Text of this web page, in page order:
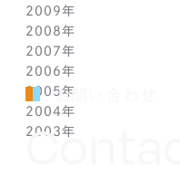
3月(1)
2月(1)
1月(1)
5月(1)
4月(1)
3月(1)
2月(1)
1月(1)
6月(1)
5月(1)
4月(1)
3月(1)
2月(1)
1月(1)
7月(1)
6月(1)
5月(1)
4月(1)
3月(1)
2月(1)
1月(1)
8月(1)
7月(1)
6月(1)
5月(1)
4月(1)
3月(1)
2月(1)
9月(1)
8月(1)
7月(1)
6月(1)
5月(1)
4月(1)
3月(1)
10月(1)
9月(1)
8月(1)
7月(1)
6月(1)
5月(1)
4月(1)
11月(1)
10月(1)
9月(1)
8月(1)
7月(1)
6月(1)
5月(1)
12月(1)
11月(1)
10月(1)
9月(1)
8月(1)
7月(1)
6月(1)
2009年
12月(1)
11月(1)
10月(1)
9月(1)
8月(1)
7月(1)
2008年
12月(1)
11月(1)
10月(1)
9月(1)
8月(1)
2007年
12月(1)
11月(1)
10月(1)
9月(1)
2006年
12月(1)
11月(1)
10月(1)
2005年
12月(1)
11月(1)
2004年
12月(1)
2003年
お問い合わせ
Contact